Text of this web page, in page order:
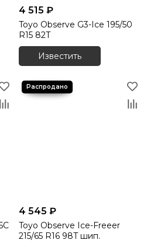
4 515 ₽
Toyo Observe G3-Ice 195/50
R15 82T
Известить
4 545 ₽
Toyo Observe Ice-Freeer
215/65 R16 98T шип.